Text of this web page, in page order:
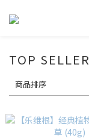
TOP
商品排序